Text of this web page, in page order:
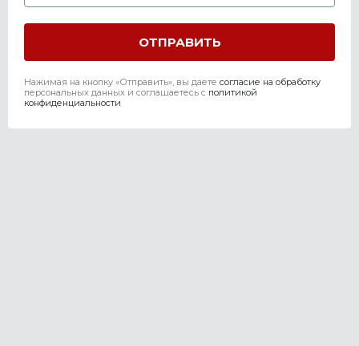
Нажимая на кнопку «Отправить», вы даете согласие на обработку
персональных данных и соглашаетесь c политикой
конфиденциальности